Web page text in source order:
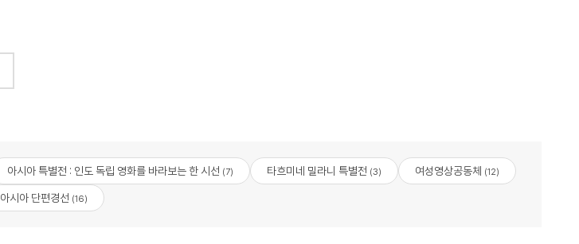
아시아 특별전 : 인도 독립 영화를 바라보는 한 시선 (7) 타흐미네 밀라니 특별전 (3) 여성영상공동체 (12)
아시아 단편경선 (16)